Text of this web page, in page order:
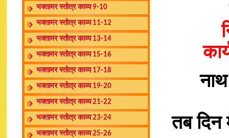
भक्तामर स्तोत्र काव्य 9-10
भक्तामर स्तोत्र काव्य 11-12
भक्तामर स्तोत्र काव्य 13-14
भक्तामर स्तोत्र काव्य 15-16
भक्तामर स्तोत्र काव्य 17-18
भक्तामर स्तोत्र काव्य 19-20
भक्तामर स्तोत्र काव्य 21-22
भक्तामर स्तोत्र काव्य 23-24
भक्तामर स्तोत्र काव्य 25-26
तब दिन